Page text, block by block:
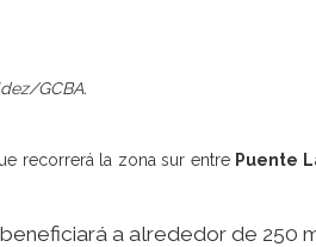
GCBA.
recorrerá la zona sur entre Puente
a alrededor de 250